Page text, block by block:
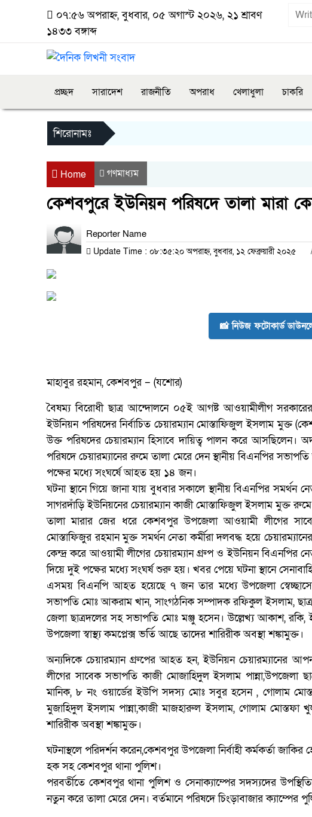
০৭:৫৬ অপরাহ্ন, বুধবার, ০৫ অগাস্ট ২০২৬, ২১ শ্রাবণ
১৪৩৩ বঙ্গাব্দ
প্রচ্ছদ সারাদেশ রাজনীতি অপরাধ খেলাধুলা চাকরি
শিরোনামঃ
Home গণমাধ্যম
কেশবপুরে ইউনিয়ন পরিষদে তালা মারা
Reporter Name
Update Time : ০৮:৩৫:২০ অপরাহ্ন, বুধবার, ১২ ফেব্রুয়ারী ২০২৫
📸 নিউজ ফটোকার্ড
মাহাবুর রহমান, কেশবপুর – (যশোর)
বৈষম্য বিরোধী ছাত্র আন্দোলনে ০৫ই আগষ্ট আওয়ামীলীগ
ইউনিয়ন পরিষদের নির্বাচিত চেয়ারম্যান মোস্তাফিজুল ইসলাম মুক্ত
উক্ত পরিষদের চেয়ারম্যান হিসাবে দায়িত্ব পালন করে আসছিলেন।
পরিষদে চেয়ারম্যানের রুমে তালা মেরে দেন স্থানীয় বিএনপির
পক্ষের মধ্যে সংঘর্ষে আহত হয় ১৪ জন।
ঘটনা স্থানে গিয়ে জানা যায় বুধবার সকালে স্থানীয় বিএনপির সমর্থন
সাগরদাঁড়ি ইউনিয়নের চেয়ারম্যান কাজী মোস্তাফিজুল ইসলাম মুক্ত
তালা মারার জের ধরে কেশবপুর উপজেলা আওয়ামী লীগের
মোস্তাফিজুর রহমান মুক্ত সমর্থন নেতা কর্মীরা দলবদ্ধ হয়ে
কেন্দ্র করে আওয়ামী লীগের চেয়ারম্যান গ্রুপ ও ইউনিয়ন বিএনপির
দিয়ে দুই পক্ষের মধ্যে সংঘর্ষ শুরু হয়। খবর পেয়ে ঘটনা স্থানে
এসময় বিএনপি আহত হয়েছে ৭ জন তার মধ্যে উপজেলা
সভাপতি মোঃ আকরাম খান, সাংগঠনিক সম্পাদক রফিকুল ইসলাম,
জেলা ছাত্রদলের সহ সভাপতি মোঃ মঞ্জু হসেন। উল্লেখ্য আকাশ,
উপজেলা স্বাস্থ্য কমপ্লেক্স ভর্তি আছে তাদের শারিরীক অবস্থা শঙ্কামুক্ত।
অন্যদিকে চেয়ারম্যান গ্রুপের আহত হন, ইউনিয়ন চেয়ারম্যানের
লীগের সাবেক সভাপতি কাজী মোজাহিদুল ইসলাম
মানিক, ৮ নং ওয়ার্ডের ইউপি সদস্য মোঃ সবুর হসেন , গোলাম
মুজাহিদুল ইসলাম পান্না,কাজী মাজহারুল ইসলাম, গোলাম মোস্তফা
শারিরীক অবস্থা শঙ্কামুক্ত।
ঘটনাস্থলে পরিদর্শন করেন,কেশবপুর উপজেলা নির্বাহী কর্মকর্তা
হক সহ কেশবপুর থানা পুলিশ।
পরবর্তীতে কেশবপুর থানা পুলিশ ও সেনাক্যাম্পের সদস্যদের
নতুন করে তালা মেরে দেন। বর্তমানে পরিষদে চিংড়াবাজার